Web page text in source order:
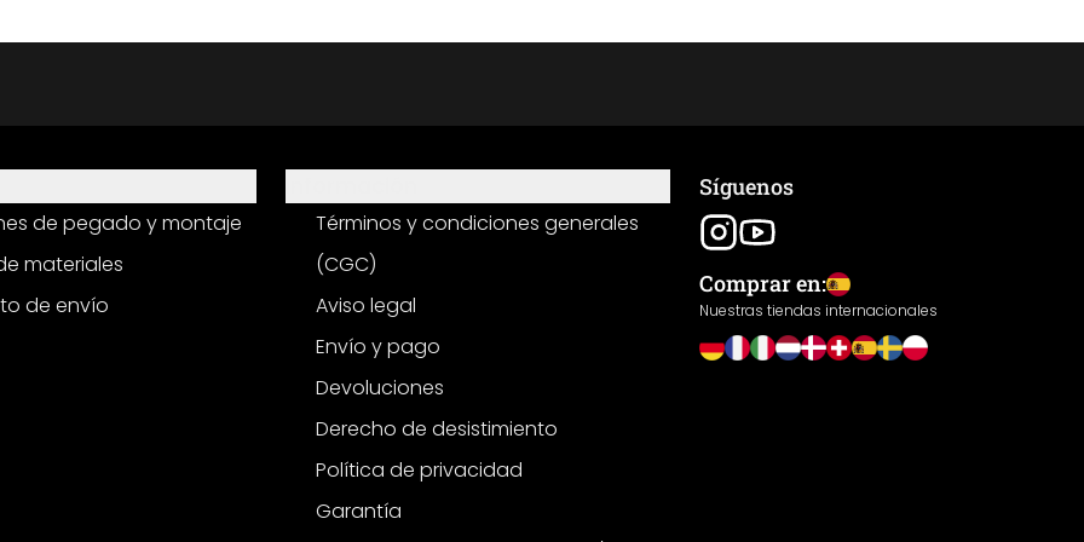
de pegado y montaje
materiales
de envío
Términos y condiciones generales
(CGC)
Aviso legal
Envío y pago
Devoluciones
Derecho de desistimiento
Política de privacidad
Garantía
Síguenos
Comprar en:
Nuestras tiendas internacionales